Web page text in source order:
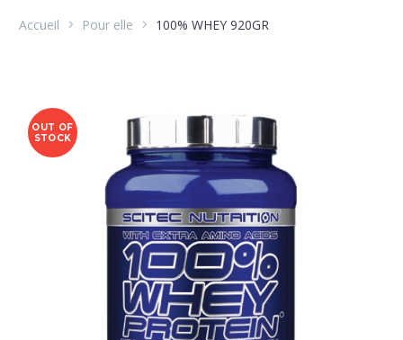
Accueil Pour elle 100% WHEY 920GR
OUT OF
STOCK